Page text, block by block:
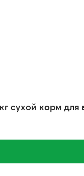
сухой корм